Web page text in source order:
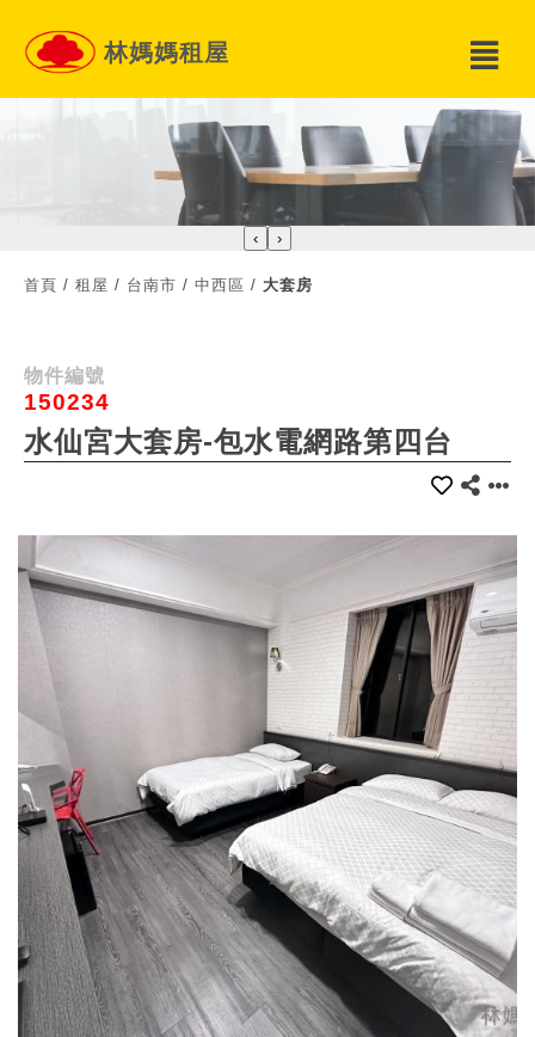
林媽媽租屋
‹ ›
首頁 / 租屋 / 台南市 / 中西區 / 大套房
物件編號
150234
水仙宮大套房-包水電網路第四台